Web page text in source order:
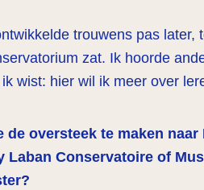
trouwens pas later,
zat. Ik hoorde
wist: hier wil ik meer over
de oversteek te maken
Laban Conservatoire of